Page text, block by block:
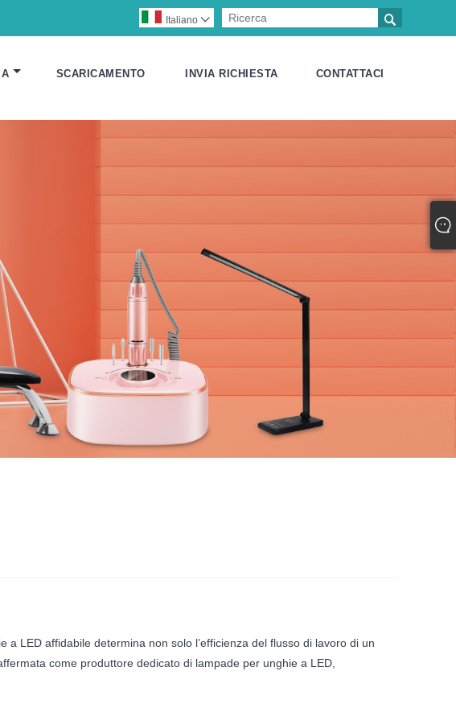

Italiano 
SCARICAMENTO INVIA RICHIESTA CONTATTACI
LED affidabile determina non solo l’efficienza del flusso di lavoro di un
come produttore dedicato di lampade per unghie a LED,